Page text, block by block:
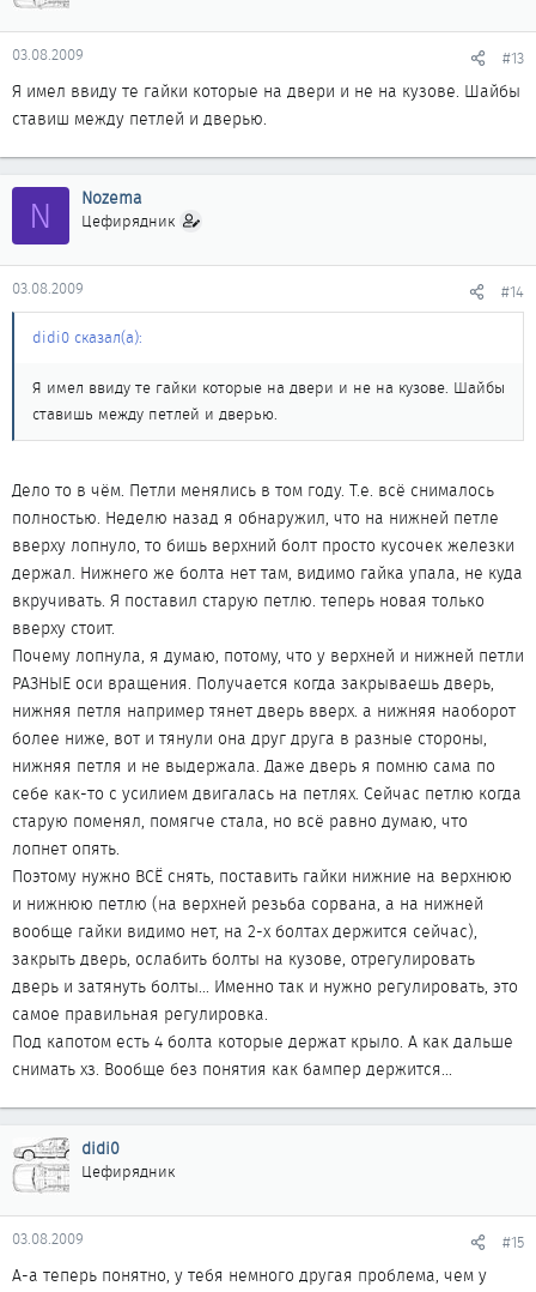
03.08.2009 #13
Я имел ввиду те гайки которые на двери и не на кузове. Шайбы
ставиш между петлей и дверью.
N Nozema
Цефирядник
03.08.2009 #14
didi0 сказал(а):
Я имел ввиду те гайки которые на двери и не на кузове. Шайбы
ставишь между петлей и дверью.
Дело то в чём. Петли менялись в том году. Т.е. всё снималось
полностью. Неделю назад я обнаружил, что на нижней петле
вверху лопнуло, то бишь верхний болт просто кусочек железки
держал. Нижнего же болта нет там, видимо гайка упала, не куда
вкручивать. Я поставил старую петлю. теперь новая только
вверху стоит.
Почему лопнула, я думаю, потому, что у верхней и нижней петли
РАЗНЫЕ оси вращения. Получается когда закрываешь дверь,
нижняя петля например тянет дверь вверх. а нижняя наоборот
более ниже, вот и тянули она друг друга в разные стороны,
нижняя петля и не выдержала. Даже дверь я помню сама по
себе как-то с усилием двигалась на петлях. Сейчас петлю когда
старую поменял, помягче стала, но всё равно думаю, что
лопнет опять.
Поэтому нужно ВСЁ снять, поставить гайки нижние на верхнюю
и нижнюю петлю (на верхней резьба сорвана, а на нижней
вообще гайки видимо нет, на 2-х болтах держится сейчас),
закрыть дверь, ослабить болты на кузове, отрегулировать
дверь и затянуть болты... Именно так и нужно регулировать, это
самое правильная регулировка.
Под капотом есть 4 болта которые держат крыло. А как дальше
снимать хз. Вообще без понятия как бампер держится...
didi0
Цефирядник
03.08.2009 #15
А-а теперь понятно, у тебя немного другая проблема, чем у